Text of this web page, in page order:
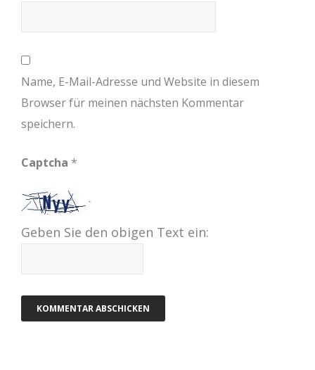
Name, E-Mail-Adresse und Website in diesem
Browser für meinen nächsten Kommentar
speichern.
Captcha *
Geben Sie den obigen Text ein: